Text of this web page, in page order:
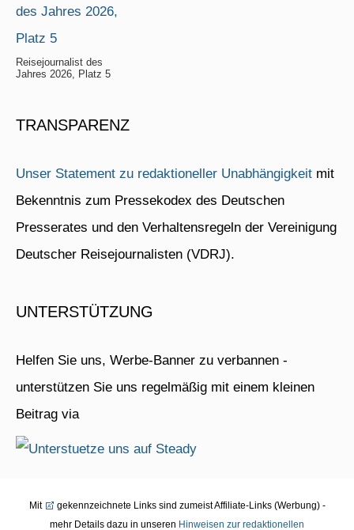
Reisejournalist des
Jahres 2026, Platz 5
TRANSPARENZ
Unser Statement zu redaktioneller Unabhängigkeit mit
Bekenntnis zum Pressekodex des Deutschen
Presserates und den Verhaltensregeln der Vereinigung
Deutscher Reisejournalisten (VDRJ).
UNTERSTÜTZUNG
Helfen Sie uns, Werbe-Banner zu verbannen -
unterstützen Sie uns regelmäßig mit einem kleinen
Beitrag via
Mit
gekennzeichnete Links sind zumeist Affiliate-Links (Werbung) -
mehr Details dazu in unseren Hinweisen zur redaktionellen